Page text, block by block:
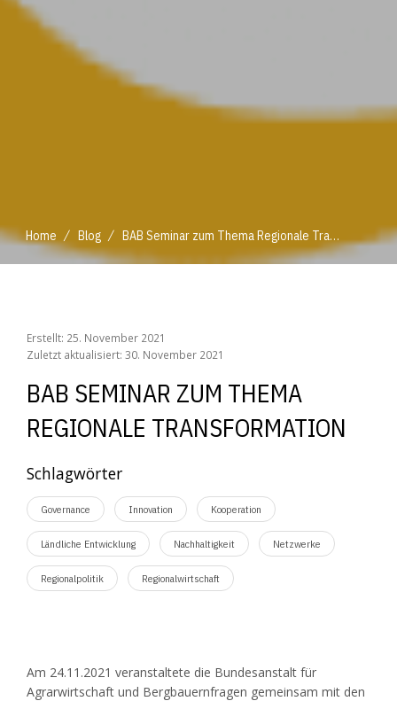
Home / Blog / BAB Seminar zum Thema Regionale Transformation
Erstellt: 25. November 2021
Zuletzt aktualisiert: 30. November 2021
BAB SEMINAR ZUM THEMA
REGIONALE TRANSFORMATION
Schlagwörter
Governance Innovation Kooperation
Ländliche Entwicklung Nachhaltigkeit Netzwerke
Regionalpolitik Regionalwirtschaft
Am 24.11.2021 veranstaltete die Bundesanstalt für
Agrarwirtschaft und Bergbauernfragen gemeinsam mit den